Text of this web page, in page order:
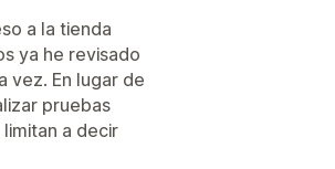
a la tienda
ya he revisado
vez. En lugar de
pruebas
a decir